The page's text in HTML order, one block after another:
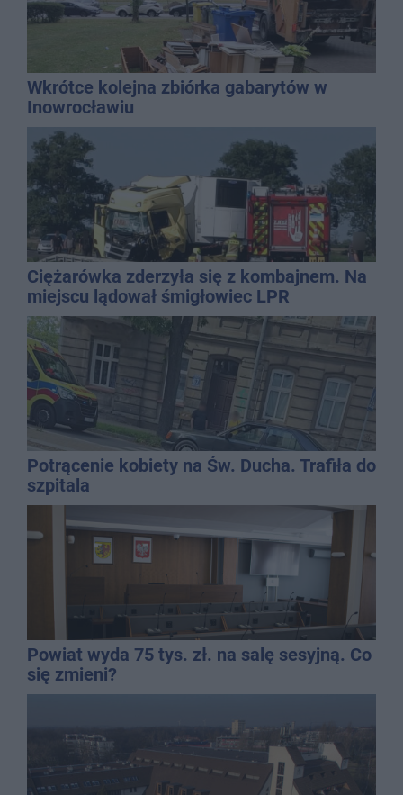
Wkrótce kolejna zbiórka gabarytów w
Inowrocławiu
Ciężarówka zderzyła się z kombajnem. Na
miejscu lądował śmigłowiec LPR
Potrącenie kobiety na Św. Ducha. Trafiła do
szpitala
Powiat wyda 75 tys. zł. na salę sesyjną. Co
się zmieni?